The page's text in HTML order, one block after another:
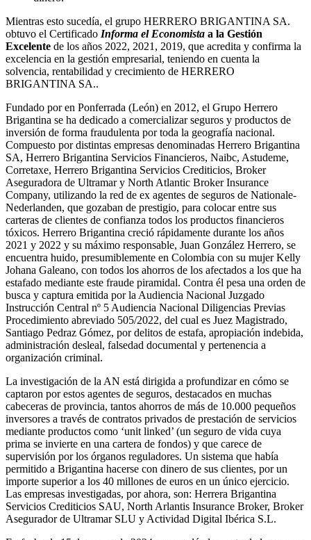
Mientras esto sucedía, el grupo HERRERO BRIGANTINA SA.
obtuvo el Certificado Informa el Economista a la Gestión
Excelente de los años 2022, 2021, 2019, que acredita y confirma la
excelencia en la gestión empresarial, teniendo en cuenta la
solvencia, rentabilidad y crecimiento de HERRERO
BRIGANTINA SA..
Fundado por en Ponferrada (León) en 2012, el Grupo Herrero
Brigantina se ha dedicado a comercializar seguros y productos de
inversión de forma fraudulenta por toda la geografía nacional.
Compuesto por distintas empresas denominadas Herrero Brigantina
SA, Herrero Brigantina Servicios Financieros, Naibc, Astudeme,
Corretaxe, Herrero Brigantina Servicios Crediticios, Broker
Aseguradora de Ultramar y North Atlantic Broker Insurance
Company, utilizando la red de ex agentes de seguros de Nationale-
Nederlanden, que gozaban de prestigio, para colocar entre sus
carteras de clientes de confianza todos los productos financieros
tóxicos. Herrero Brigantina creció rápidamente durante los años
2021 y 2022 y su máximo responsable, Juan González Herrero, se
encuentra huido, presumiblemente en Colombia con su mujer Kelly
Johana Galeano, con todos los ahorros de los afectados a los que ha
estafado mediante este fraude piramidal. Contra él pesa una orden de
busca y captura emitida por la Audiencia Nacional Juzgado
Instrucción Central nº 5 Audiencia Nacional Diligencias Previas
Procedimiento abreviado 505/2022, del cual es Juez Magistrado,
Santiago Pedraz Gómez, por delitos de estafa, apropiación indebida,
administración desleal, falsedad documental y pertenencia a
organización criminal.
La investigación de la AN está dirigida a profundizar en cómo se
captaron por estos agentes de seguros, destacados en muchas
cabeceras de provincia, tantos ahorros de más de 10.000 pequeños
inversores a través de contratos privados de prestación de servicios
mediante productos como ‘unit linked’ (un seguro de vida cuya
prima se invierte en una cartera de fondos) y que carece de
supervisión por los órganos reguladores. Un sistema que había
permitido a Brigantina hacerse con dinero de sus clientes, por un
importe superior a los 40 millones de euros en un único ejercicio.
Las empresas investigadas, por ahora, son: Herrera Brigantina
Servicios Crediticios SAU, North Arlantis Insurance Broker, Broker
Asegurador de Ultramar SLU y Actividad Digital Ibérica S.L.